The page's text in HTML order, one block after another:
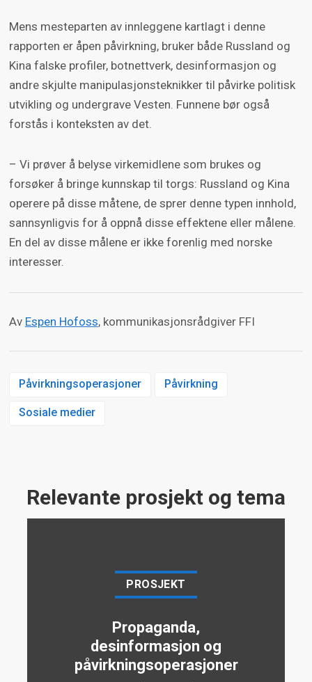
Mens mesteparten av innleggene kartlagt i denne
rapporten er åpen påvirkning, bruker både Russland og
Kina falske profiler, botnettverk, desinformasjon og
andre skjulte manipulasjonsteknikker til påvirke politisk
utvikling og undergrave Vesten. Funnene bør også
forstås i konteksten av det.
– Vi prøver å belyse virkemidlene som brukes og
forsøker å bringe kunnskap til torgs: Russland og Kina
operere på disse måtene, de sprer denne typen innhold,
sannsynligvis for å oppnå disse effektene eller målene.
En del av disse målene er ikke forenlig med norske
interesser.
Av Espen Hofoss, kommunikasjonsrådgiver FFI
Påvirkningsoperasjoner Påvirkning
Sosiale medier
Relevante prosjekt og tema
PROSJEKT
Propaganda,
desinformasjon og
påvirkningsoperasjoner